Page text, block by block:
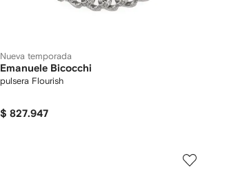
Nueva temporada
Emanuele Bicocchi
pulsera Flourish
$ 827.947